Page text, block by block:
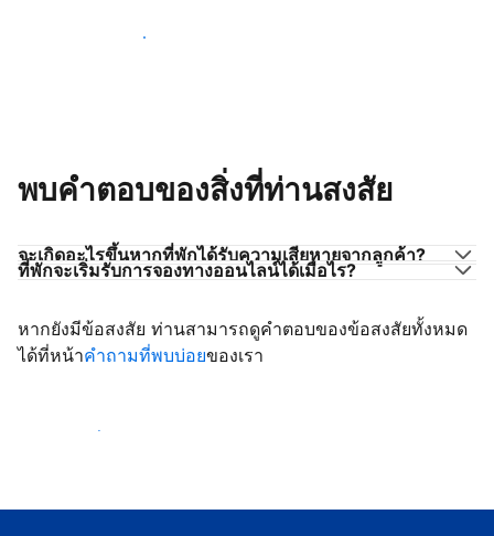
มาร่วมกับผู้ดูแลที่พักเช่นท่าน
พบคำตอบของสิ่งที่ท่านสงสัย
จะเกิดอะไรขึ้นหากที่พักได้รับความเสียหายจากลูกค้า?
ที่พักจะเริ่มรับการจองทางออนไลน์ได้เมื่อไร?
หากยังมีข้อสงสัย ท่านสามารถดูคำตอบของข้อสงสัยทั้งหมด
ได้ที่หน้าคำถามที่พบบ่อยของเรา
เริ่มต้อนรับลูกค้า